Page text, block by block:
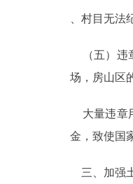
、村目无法
（五）违
场，房山区
大量违章
金，致使国
三、加强